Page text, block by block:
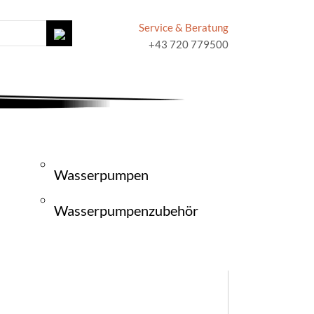
Service & Beratung
+43 720 779500
Wasserpumpen
Wasserpumpenzubehör